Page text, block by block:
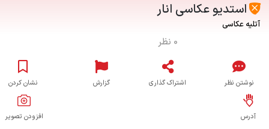
استدیو عکاسی انار
آتلیه عکاسی
0 نظر
نوشتن نظر اشتراک گذاری گزارش نشان کردن
آدرس افزودن تصویر